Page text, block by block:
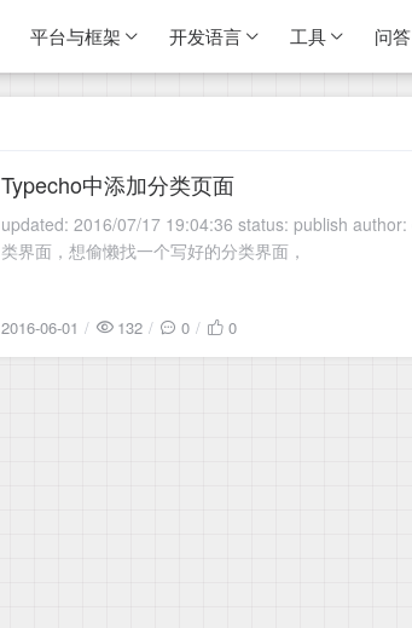
平台与框架 开发语言 工具 问答
2016-06-01
Typecho中添加分类页面
updated: 2016/07/17 19:04:36 status: publish author: categories: - 工具 tags: - Typeo 从Hexo转到Typecho，发现现在使用的这个模板没有分类界面。于是就在网上找分
类界面，想偷懒找一个写好的分类界面，
2016-06-01 132 0 0